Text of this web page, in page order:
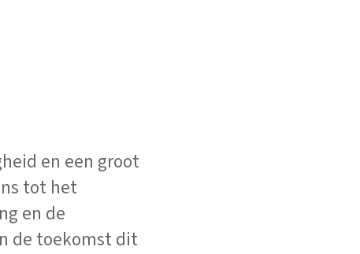
en een groot
tot het
en de
de toekomst dit